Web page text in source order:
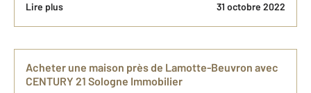
Lire plus 31 octobre 2022
Acheter une maison près de Lamotte-Beuvron avec
CENTURY 21 Sologne Immobilier